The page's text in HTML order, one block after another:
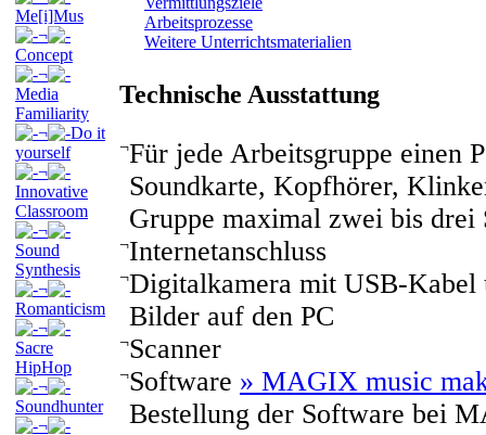
Me[i]Mus
¬
Concept
¬
Media
Familiarity
¬
Do it
yourself
¬
Innovative
Classroom
¬
Sound
Synthesis
¬
Romanticism
¬
Sacre
HipHop
¬
Soundhunter
¬
Arbeitsprozesse
Weitere Unterrichtsmaterialien
Technische Ausstattung
¬Für jede Arbeitsgruppe einen
Soundkarte, Kopfhörer,
Gruppe maximal zwei bis drei
¬Internetanschluss
¬Digitalkamera mit USB-
Bilder auf den PC
¬Scanner
¬Software » MAGIX music
Bestellung der Software bei